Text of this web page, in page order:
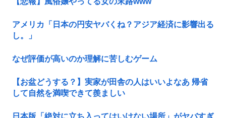
アメリカ「日本の円安ヤバくね？アジア経済に影響出る
し。」
なぜ評価が高いのか理解に苦しむゲーム
【お盆どうする？】実家が田舎の人はいいよなあ 帰省
して自然を満喫できて羨ましい
日本版「絶対に立ち入ってはいけない場所」がヤバすぎ